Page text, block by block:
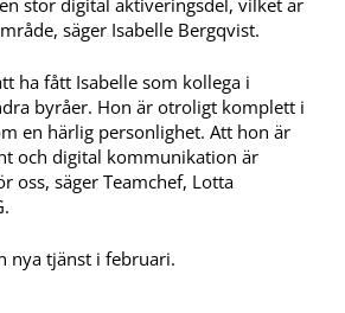
stor digital aktiveringsdel, vilket är
säger Isabelle Bergqvist.
ha fått Isabelle som kollega i
byråer. Hon är otroligt komplett i
en härlig personlighet. Att hon är
och digital kommunikation är
oss, säger Teamchef, Lotta
nya tjänst i februari.